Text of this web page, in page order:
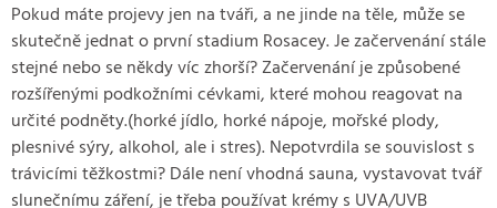
Pokud máte projevy jen na tváři, a ne jinde na těle, může se
skutečně jednat o první stadium Rosacey. Je začervenání stále
stejné nebo se někdy víc zhorší? Začervenání je způsobené
rozšířenými podkožními cévkami, které mohou reagovat na
určité podněty.(horké jídlo, horké nápoje, mořské plody,
plesnivé sýry, alkohol, ale i stres). Nepotvrdila se souvislost s
trávicími těžkostmi? Dále není vhodná sauna, vystavovat tvář
slunečnímu záření, je třeba používat krémy s UVA/UVB